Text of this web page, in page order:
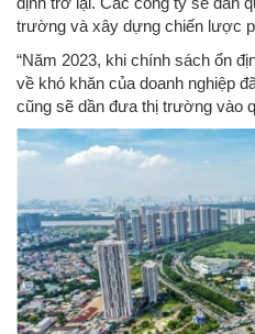
trường và xây dựng chiến lược
“Năm 2023, khi chính sách ổn
về khó khăn của doanh nghiệp
cũng sẽ dần đưa thị trường vào